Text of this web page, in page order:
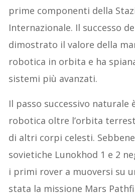
prime componenti della
Internazionale. Il successo
dimostrato il valore della
robotica in orbita e ha
sistemi più avanzati.
Il passo successivo
robotica oltre l’orbita
di altri corpi celesti.
sovietiche Lunokhod 1 e 2
i primi rover a muoversi su
stata la missione Mars